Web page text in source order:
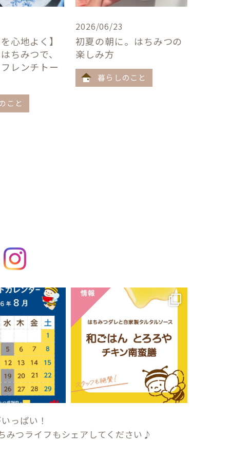
心地よく】
ちみつで、
レンチトー
こと
2026/06/23
初夏の朝に。はちみつの
楽しみ方
暮らしのこと
っぱい！
みつライフもシェアしてください♪